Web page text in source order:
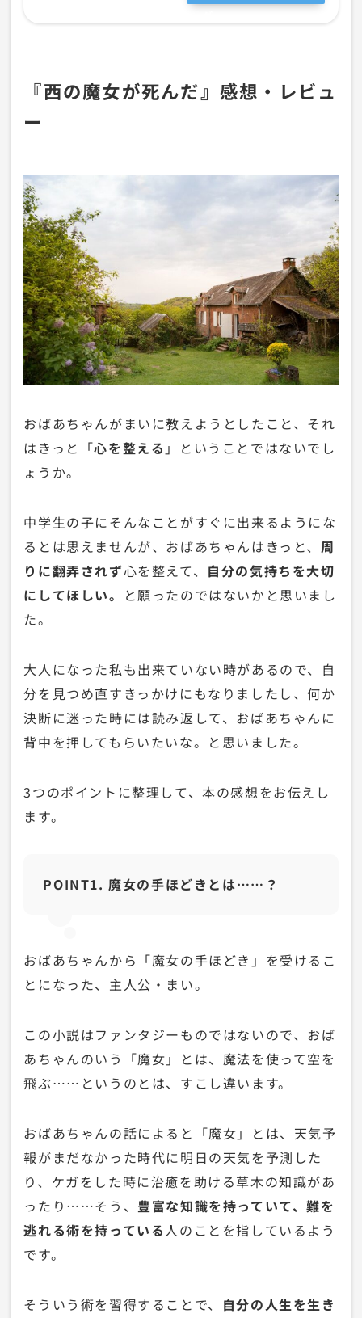
『西の魔女が死んだ』感想・レビュ
ー
おばあちゃんがまいに教えようとしたこと、それ
はきっと「心を整える 」ということではないでし
ょうか。
中学生の子にそんなことがすぐに出来るようにな
るとは思えませんが、おばあちゃんはきっと、 周
りに翻弄されず心を整えて、 自分の気持ちを大切
にしてほしい。
と願ったのではないかと思いまし
た。
大人になった私も出来ていない時があるので、自
分を見つめ直すきっかけにもなりましたし、何か
決断に迷った時には読み返して、おばあちゃんに
背中を押してもらいたいな。と思いました。
3つのポイントに整理して、本の感想をお伝えし
ます。
POINT1. 魔女の手ほどきとは……？
おばあちゃんから「魔女の手ほどき」を受けるこ
とになった、主人公・まい。
この小説はファンタジーものではないので、おば
あちゃんのいう「魔女」とは、魔法を使って空を
飛ぶ……というのとは、すこし違います。
おばあちゃんの話によると「魔女」とは、天気予
報がまだなかった時代に明日の天気を予測した
り、ケガをした時に治癒を助ける草木の知識があ
ったり……そう、 豊富な知識を持っていて、難を
逃れる術を持っている人のことを指しているよう
です。
そういう術を習得することで、 自分の人生を生き